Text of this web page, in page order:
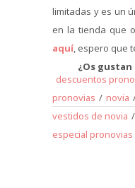
limitadas y es un
en la tienda que
aquí, espero que
¿Os
descuentos
pronovias / novia
vestidos de novia /
especial pronovias